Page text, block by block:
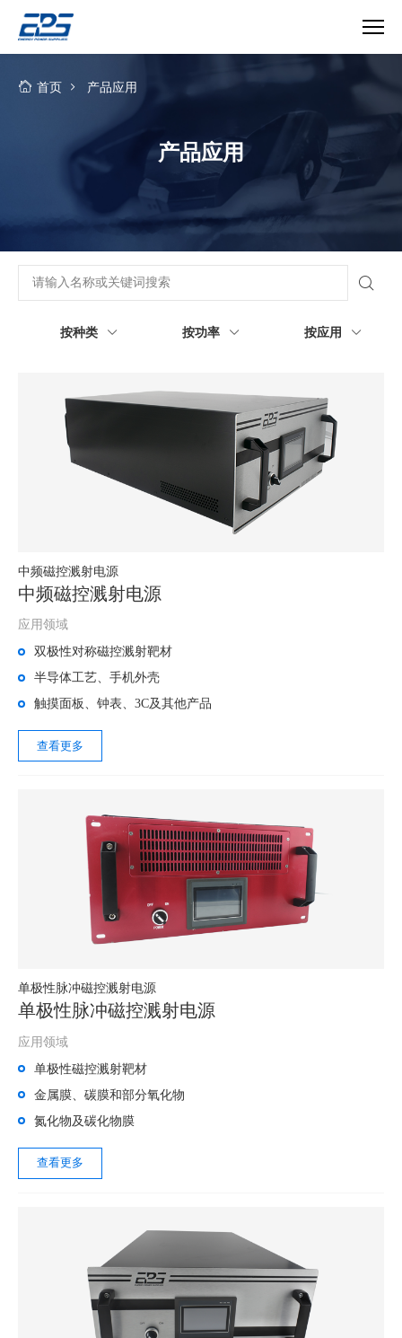
首页 产品应用
产品应用
按种类 按功率 按应用
中频磁控溅射电源
中频磁控溅射电源
应用领域
双极性对称磁控溅射靶材
半导体工艺、手机外壳
触摸面板、钟表、3C及其他产品
查看更多
单极性脉冲磁控溅射电源
单极性脉冲磁控溅射电源
应用领域
单极性磁控溅射靶材
金属膜、碳膜和部分氧化物
氮化物及碳化物膜
查看更多